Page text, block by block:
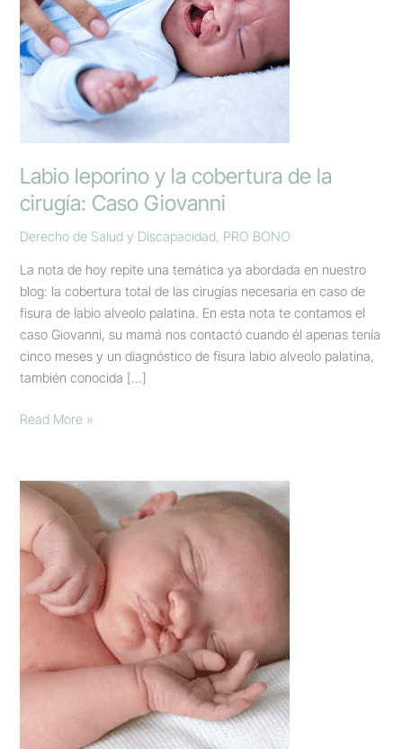
Labio leporino y la cobertura de la
cirugía: Caso Giovanni
Derecho de Salud y Discapacidad, PRO BONO
La nota de hoy repite una temática ya abordada en nuestro
blog: la cobertura total de las cirugías necesaria en caso de
fisura de labio alveolo palatina. En esta nota te contamos el
caso Giovanni, su mamá nos contactó cuando él apenas tenía
cinco meses y un diagnóstico de fisura labio alveolo palatina,
también conocida […]
la
cirugía:
Caso
Giovanni
Read More »
Cobertura
de
cirugía
del
labio
leporino